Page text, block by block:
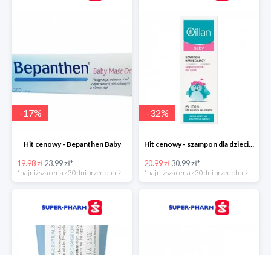
-17%
Hit cenowy - Bepanthen Baby
19.98 zł23.99 zł*
*najniższa cena z 30 dni przed obniżką
-32%
Hit cenowy - szampon dla dzieci Oillan Baby
20.99 zł30.99 zł*
*najniższa cena z 30 dni przed obniżką